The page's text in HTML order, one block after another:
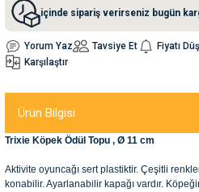
içinde sipariş verirseniz bugün
Yorum Yaz Tavsiye Et Fiyatı
Karşılaştır
Ürün Bilgisi
Trixie Köpek Ödül Topu , Ø 11 cm
Aktivite oyuncağı sert plastiktir. Çeşitli
konabilir. Ayarlanabilir kapağı vardır.